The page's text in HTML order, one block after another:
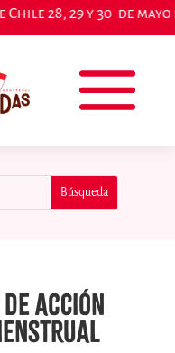
ACCIÓN